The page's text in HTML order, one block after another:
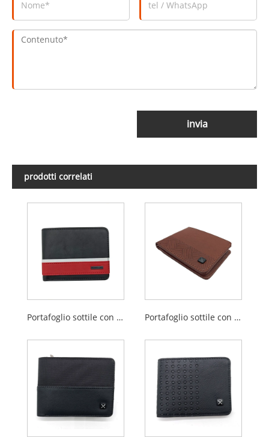
invia
prodotti correlati
Portafoglio sottile con finestra per documenti Portafoglio sottile con decorazione incisa